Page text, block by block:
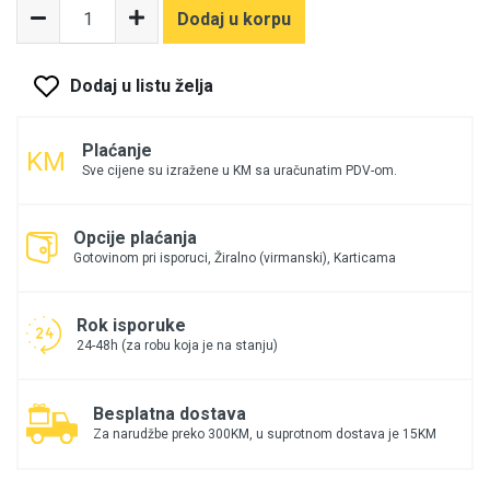
Dodaj u korpu
Dodaj u listu želja
Plaćanje
Sve cijene su izražene u KM sa uračunatim PDV-om.
Opcije plaćanja
Gotovinom pri isporuci, Žiralno (virmanski), Karticama
Rok isporuke
24-48h (za robu koja je na stanju)
Besplatna dostava
Za narudžbe preko 300KM, u suprotnom dostava je 15KM